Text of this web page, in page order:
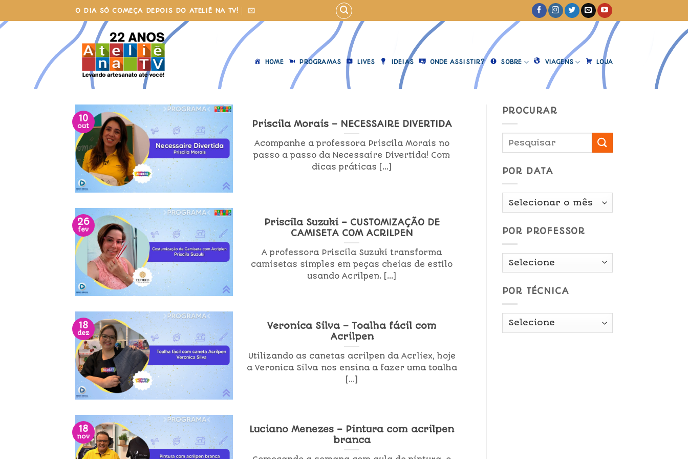
to
content
O DIA SÓ COMEÇA DEPOIS DO ATELIÊ NA TV!
HOME PROGRAMAS LIVES IDEIAS ONDE ASSISTIR? SOBRE VIAGENS LOJA
Priscila Morais – NECESSAIRE DIVERTIDA
Acompanhe a professora Priscila Morais no
passo a passo da Necessaire Divertida! Com
dicas práticas [...]
10
out
Priscila Suzuki – CUSTOMIZAÇÃO DE
CAMISETA COM ACRILPEN
A professora Priscila Suzuki transforma
camisetas simples em peças cheias de estilo
usando Acrilpen. [...]
26
fev
Veronica Silva – Toalha fácil com
Acrilpen
Utilizando as canetas acrilpen da Acrliex, hoje
a Veronica Silva nos ensina a fazer uma toalha
[...]
18
dez
Luciano Menezes – Pintura com acrilpen
branca
18
nov
PROCURAR
POR DATA
Por
POR PROFESSOR
POR TÉCNICA